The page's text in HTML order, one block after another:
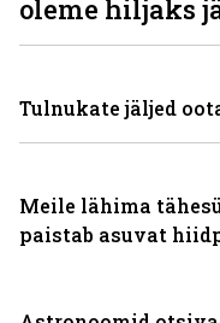
oleme hiljaks
Tulnukate jäljed
Meile lähima
paistab asuvat